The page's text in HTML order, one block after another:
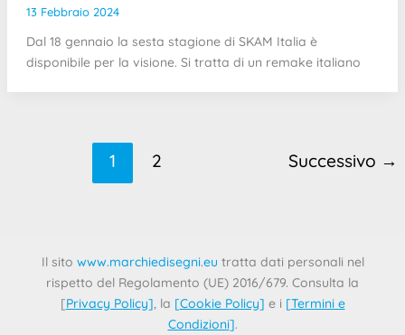
13 Febbraio 2024
Dal 18 gennaio la sesta stagione di SKAM Italia è
disponibile per la visione. Si tratta di un remake italiano
1 2 Successivo →
Il sito www.marchiedisegni.eu tratta dati personali nel
rispetto del Regolamento (UE) 2016/679. Consulta la
[Privacy Policy], la [Cookie Policy] e i [Termini e
Condizioni].